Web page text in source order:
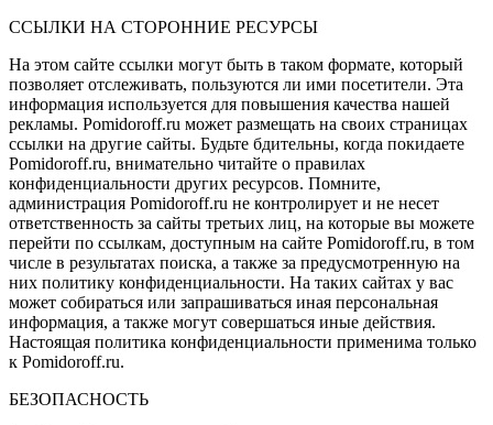
ССЫЛКИ НА СТОРОННИЕ РЕСУРСЫ
На этом сайте ссылки могут быть в таком формате, который
позволяет отслеживать, пользуются ли ими посетители. Эта
информация используется для повышения качества нашей
рекламы. Pomidoroff.ru может размещать на своих страницах
ссылки на другие сайты. Будьте бдительны, когда покидаете
Pomidoroff.ru, внимательно читайте о правилах
конфиденциальности других ресурсов. Помните,
администрация Pomidoroff.ru не контролирует и не несет
ответственность за сайты третьих лиц, на которые вы можете
перейти по ссылкам, доступным на сайте Pomidoroff.ru, в том
числе в результатах поиска, а также за предусмотренную на
них политику конфиденциальности. На таких сайтах у вас
может собираться или запрашиваться иная персональная
информация, а также могут совершаться иные действия.
Настоящая политика конфиденциальности применима только
к Pomidoroff.ru.
БЕЗОПАСНОСТЬ